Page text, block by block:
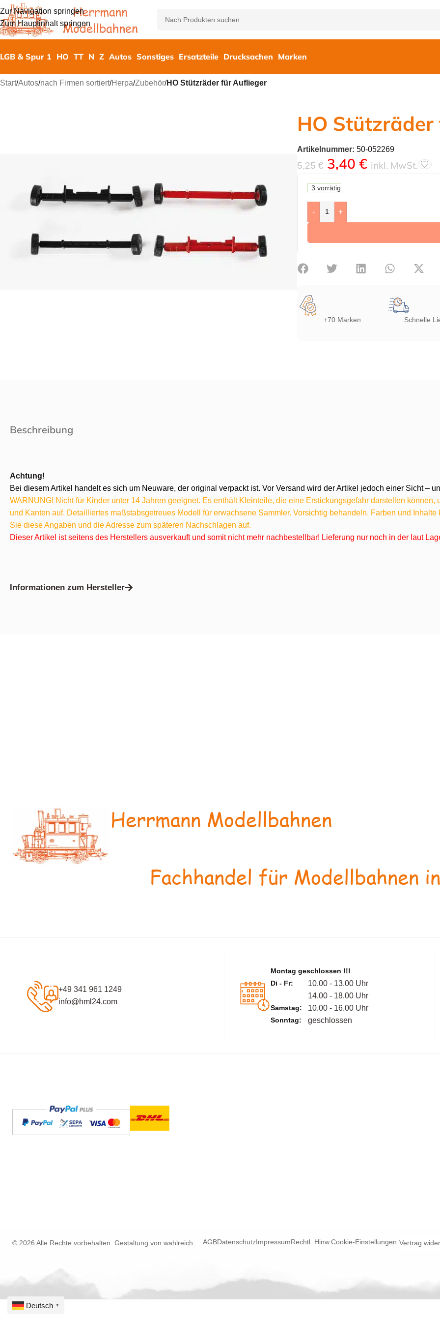
Zur Navigation springen
Zum Hauptinhalt springen
LGB & Spur 1 HO TT N Z Autos Sonstiges Ersatzteile Drucksachen Marken
Start/Autos/nach Firmen sortiert/Herpa/Zubehör/HO Stützräder für Auflieger
HO
Artikelnummer: 50-052269
5,25€ 3,40 € inkl. MwSt.
3 vorrätig
- +
+70 Marken Schnelle
Beschreibung
Achtung!
Bei diesem Artikel handelt es sich um Neuware, der original verpackt ist. Vor Versand wird der Artikel jedoch einer Sicht –
WARNUNG! Nicht für Kinder unter 14 Jahren geeignet. Es enthält Kleinteile, die eine Erstickungsgefahr darstellen
und Kanten auf. Detailliertes maßstabsgetreues Modell für erwachsene Sammler. Vorsichtig behandeln. Farben und
Sie diese Angaben und die Adresse zum späteren Nachschlagen auf.
Dieser Artikel ist seitens des Herstellers ausverkauft und somit nicht mehr nachbestellbar! Lieferung nur noch in der laut
Informationen zum Hersteller
Herrmann Modellbahnen
Fachhandel für Modellbahnen
+49 341 961 1249
info@hml24.com
Montag geschlossen !!!
Di - Fr:
10.00 - 13.00 Uhr
14.00 - 18.00 Uhr
Samstag: 10.00 - 16.00 Uhr
Sonntag: geschlossen
© 2026 Alle Rechte vorbehalten. Gestaltung von wahlreich AGBDatenschutzImpressumRechtl. Hinw.Cookie-Einstellungen Vertrag
Deutsch ▼